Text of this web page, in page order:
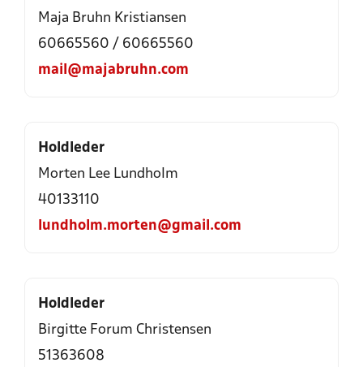
Maja Bruhn Kristiansen
60665560 / 60665560
mail@majabruhn.com
Holdleder
Morten Lee Lundholm
40133110
lundholm.morten@gmail.com
Holdleder
Birgitte Forum Christensen
51363608